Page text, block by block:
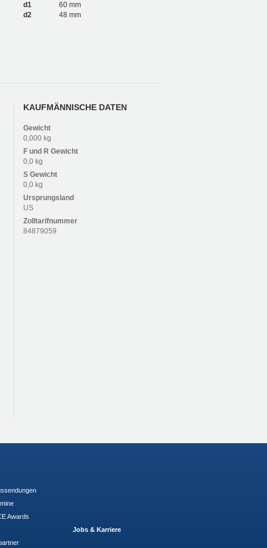
d1
60 mm
d2
48 mm
KAUFMÄNNISCHE DATEN
Gewicht
0,000 kg
F und R Gewicht
0,0 kg
S Gewicht
0,0 kg
Ursprungsland
US
Zolltarifnummer
84879059
Awards
Jobs & Karriere